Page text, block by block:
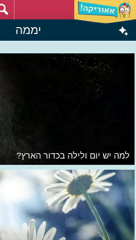
יממה
למה יש יום ולילה בכדור הארץ?